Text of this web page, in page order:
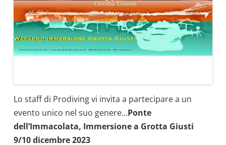
Lo staff di Prodiving vi invita a partecipare a un
evento unico nel suo genere…Ponte
dell’Immacolata, Immersione a Grotta Giusti
9/10 dicembre 2023